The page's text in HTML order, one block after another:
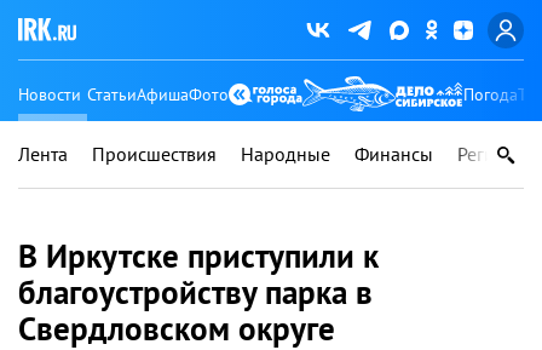
Новости СтатьиАфишаФото Погода
Лента Происшествия Народные Финансы Регионы
В Иркутске приступили к
благоустройству парка в
Свердловском округе